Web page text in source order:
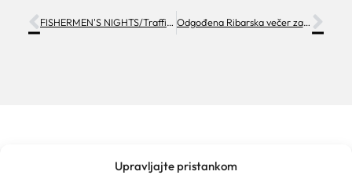
Upravljajte pristankom
FISHERMEN'S NIGHTS/Traffic regulation Odgođena Ribarska večer za 30.07